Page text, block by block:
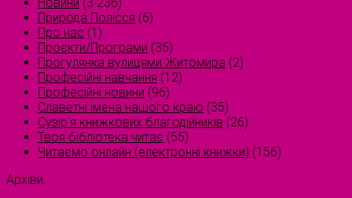
Природа Полісся (6)
Про нас (1)
Проєкти/Програми (35)
Прогулянка вулицями Житомира (2)
Професійні навчання (12)
Професійні новини (96)
Славетні імена нашого краю (35)
Сузірʼя книжкових благодійників (26)
Твоя бібліотека читає (55)
Читаємо онлайн (електронні книжки) (156)
Архіви